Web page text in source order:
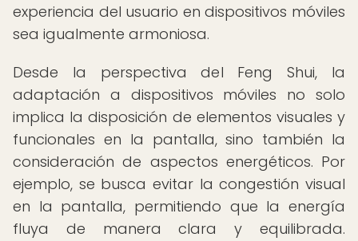
experiencia del usuario en dispositivos móviles
sea igualmente armoniosa.
Desde la perspectiva del Feng Shui, la
adaptación a dispositivos móviles no solo
implica la disposición de elementos visuales y
funcionales en la pantalla, sino también la
consideración de aspectos energéticos. Por
ejemplo, se busca evitar la congestión visual
en la pantalla, permitiendo que la energía
fluya de manera clara y equilibrada.